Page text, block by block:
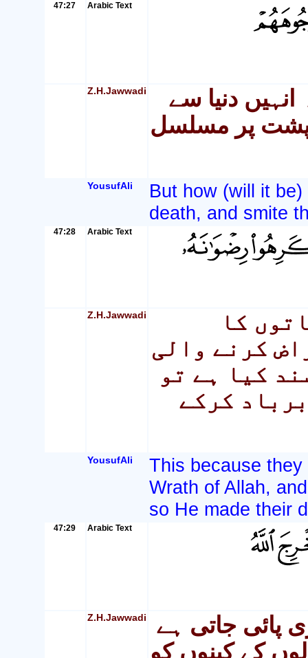
47:27 Arabic Text
Z.H.Jawwadi
دنیا سے
پشت پر مسلسل
YousufAli
But how (will it
death, and smite
47:28 Arabic Text
Z.H.Jawwadi
کا
کرنے والی
کیا ہے تو
کرکے
YousufAli
This because
Wrath of Allah,
so He made their
47:29 Arabic Text
Z.H.Jawwadi
پائی جاتی ہے
کے کینوں کو